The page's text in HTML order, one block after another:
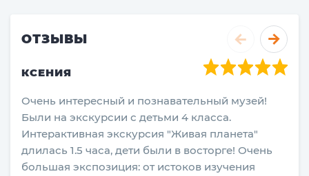
ОТЗЫВЫ
КСЕНИЯ
Очень интересный и познавательный музей!
Были на экскурсии с детьми 4 класса.
Интерактивная экскурсия "Живая планета"
длилась 1.5 часа, дети были в восторге! Очень
большая экспозиция: от истоков изучения